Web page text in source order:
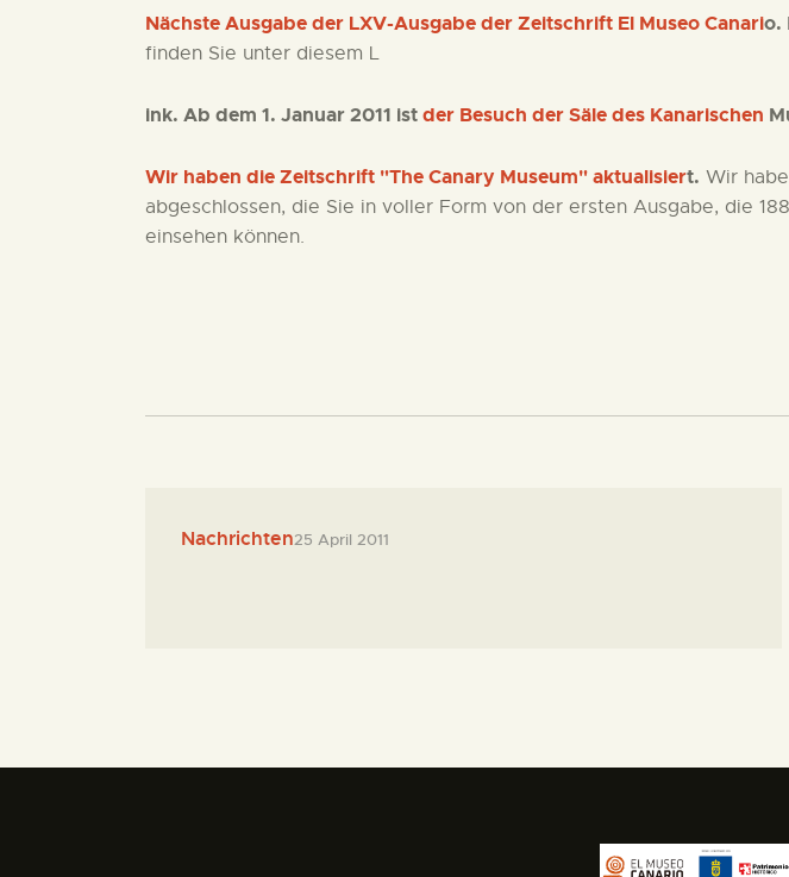
Nächste Ausgabe der LXV-Ausgabe der Zeitschrift El Museo Canario.
finden Sie unter diesem L
ink. Ab dem 1. Januar 2011 istder Besuch der Säle des Kanarischen
Wir haben die Zeitschrift "The Canary Museum" aktualisiert. Wir
abgeschlossen, die Sie in voller Form von der ersten Ausgabe, die
einsehen können.
Nachrichten25 April 2011